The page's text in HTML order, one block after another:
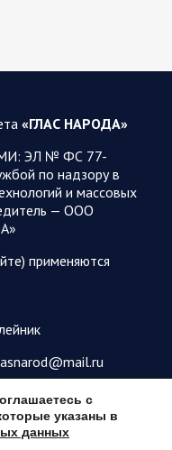
его оценке, Тегеран
удары по военным
насчитал
России, из которых
Рени…
утро 7 августа 2026
«ГЛАС НАРОДА»
ЭЛ № ФС 77-
по надзору в
и массовых
— ООО
применяются
с
указаны в
данных